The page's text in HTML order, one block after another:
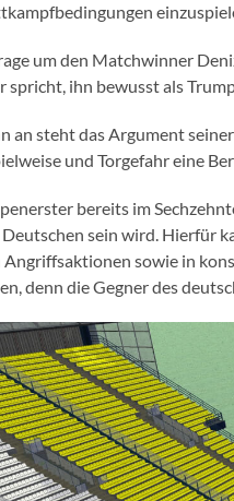
um den Matchwinner
spricht, ihn bewusst als
an steht das Argument
und Torgefahr eine
bereits im
sein wird. Hierfür
Angriffsaktionen sowie in
denn die Gegner des